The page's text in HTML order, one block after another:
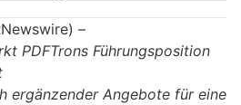
–
PDFTrons Führungsposition
ergänzender Angebote für eine